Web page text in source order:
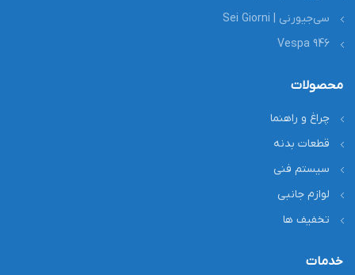
سی‌جیورنی | Sei Giorni
Vespa 946
محصولات
چراغ و راهنما
قطعات بدنه
سیستم فنی
لوازم جانبی
تخفیف ها
خدمات